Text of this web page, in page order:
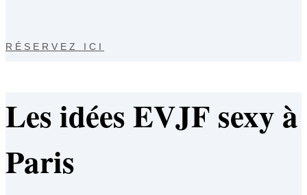
RÉSERVEZ ICI
Les idées EVJF sexy à
Paris